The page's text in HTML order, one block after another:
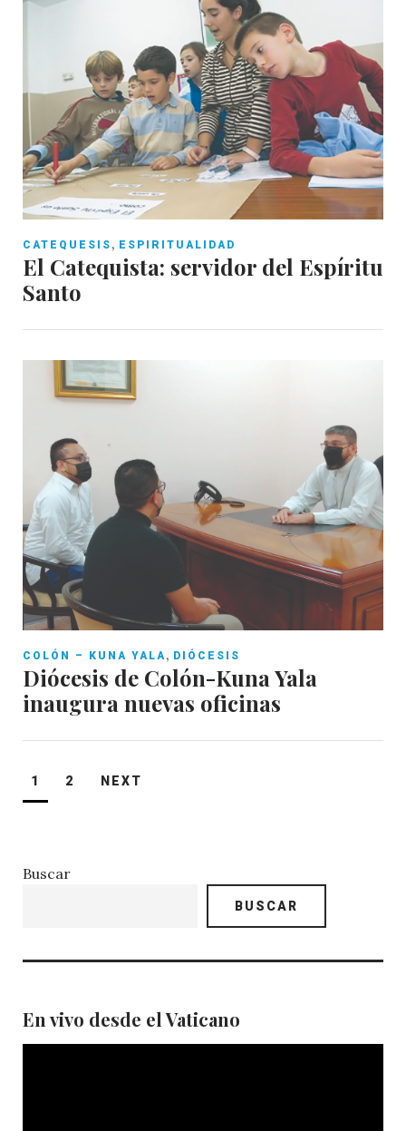
CATEQUESIS , ESPIRITUALIDAD
El Catequista: servidor del Espíritu
Santo
COLÓN – KUNA YALA, DIÓCESIS
Diócesis de Colón-Kuna Yala
inaugura nuevas oficinas
Paginación
de
1 2 NEXT
Buscar
BUSCAR
En vivo desde el Vaticano